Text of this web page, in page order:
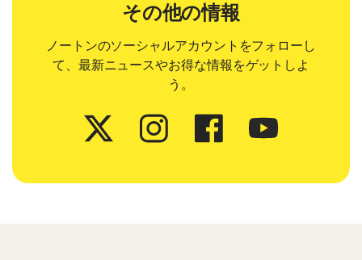
その他の情報
ノートンのソーシャルアカウントをフォローし
て、最新ニュースやお得な情報をゲットしよ
う。